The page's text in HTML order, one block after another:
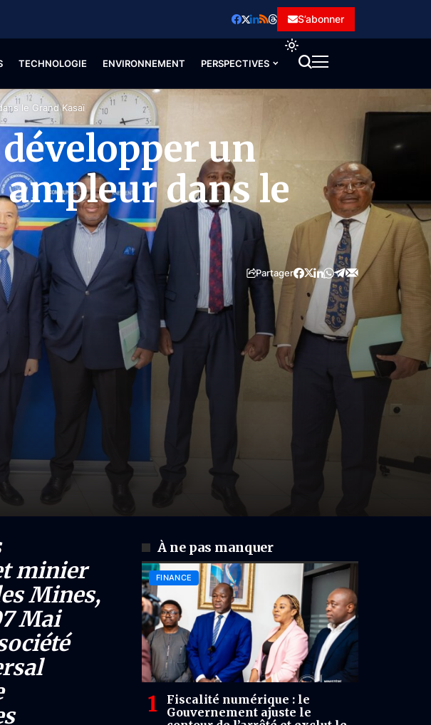
S’abonner
TECHNOLOGIE ENVIRONNEMENT PERSPECTIVES
le Grand Kasaï
un
dans le
Partager
minier
Mines,
Mai
À ne pas manquer
FINANCE
Fiscalité numérique : le
Gouvernement ajuste le